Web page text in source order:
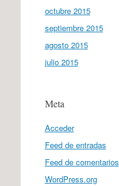
octubre 2015
septiembre 2015
agosto 2015
julio 2015
Meta
Acceder
Feed de entradas
Feed de comentarios
WordPress.org